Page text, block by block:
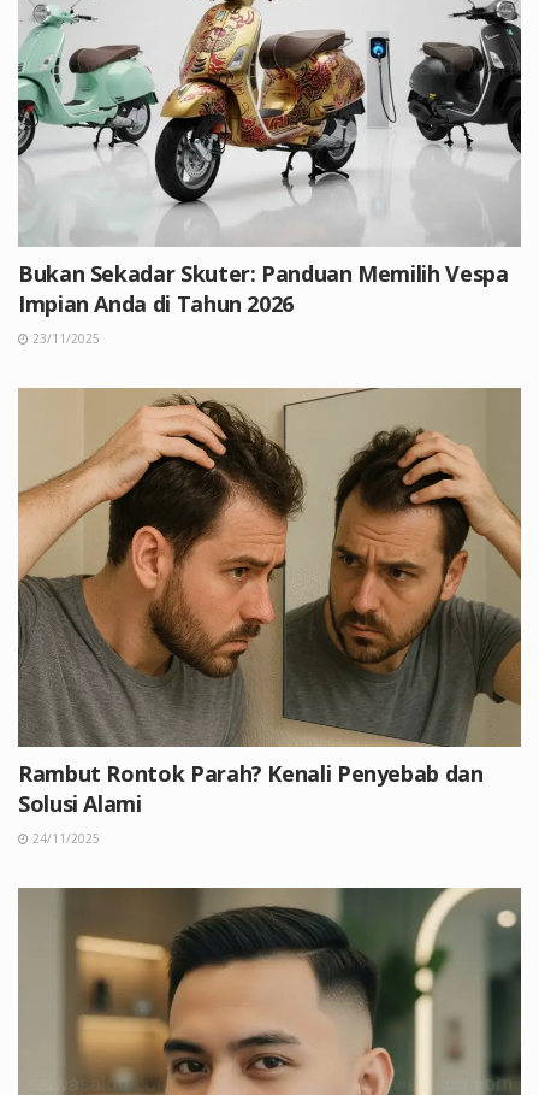
Bukan Sekadar Skuter: Panduan Memilih Vespa
Impian Anda di Tahun 2026
23/11/2025
Rambut Rontok Parah? Kenali Penyebab dan
Solusi Alami
24/11/2025